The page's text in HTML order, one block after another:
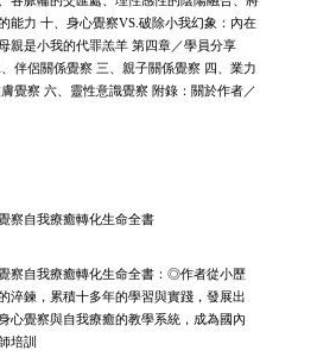
能力 十、身心覺察VS.破除小我幻象：內在
親是小我的代罪羔羊 第四章／學員分享
伴侶關係覺察 三、親子關係覺察 四、業力
覺察 六、靈性意識覺察 附錄：關於作者／
察自我療癒轉化生命全書
察自我療癒轉化生命全書：◎作者從小歷
淬鍊，累積十多年的學習與實踐，發展出
心覺察與自我療癒的教學系統，成為國內
培訓